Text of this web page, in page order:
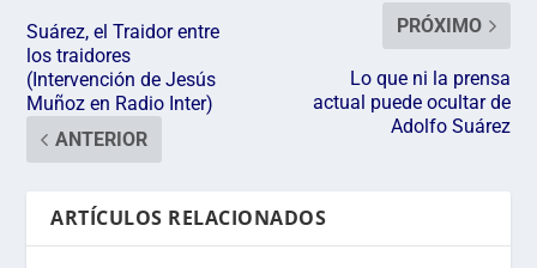
Suárez, el Traidor entre
los traidores
(Intervención de Jesús
Muñoz en Radio Inter)
ANTERIOR
PRÓXIMO
Lo que ni la prensa
actual puede ocultar de
Adolfo Suárez
ARTÍCULOS RELACIONADOS